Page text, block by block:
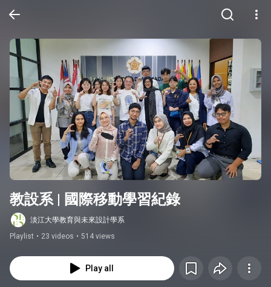
教設系 | 國際移動學習紀錄
淡江大學教育與未來設計學系
Playlist • 23 videos • 514 views
Play all